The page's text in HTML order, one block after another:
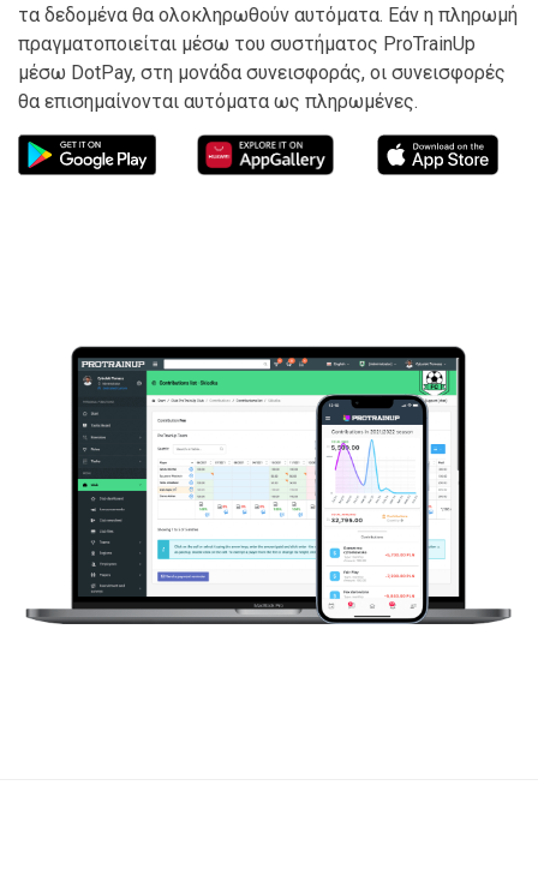
τα δεδομένα θα ολοκληρωθούν αυτόματα. Εάν η πληρωμή
πραγματοποιείται μέσω του συστήματος ProTrainUp
μέσω DotPay, στη μονάδα συνεισφοράς, οι συνεισφορές
θα επισημαίνονται αυτόματα ως πληρωμένες.